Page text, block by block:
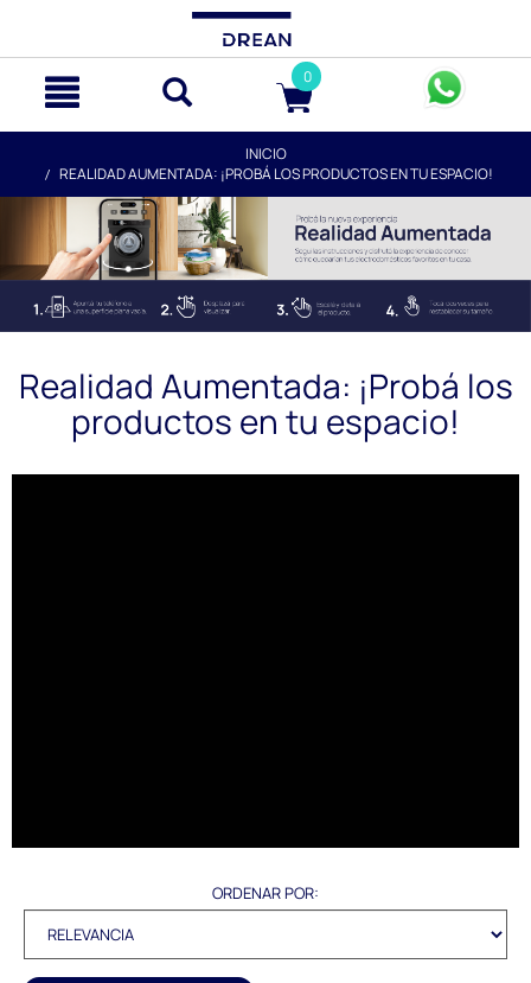
0
INICIO
REALIDAD AUMENTADA: ¡PROBÁ LOS PRODUCTOS EN TU ESPACIO!
Realidad Aumentada: ¡Probá los
productos en tu espacio!
ORDENAR POR: